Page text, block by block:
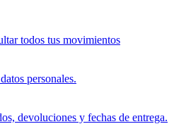
todos tus movimientos
personales.
devoluciones y fechas de entrega.